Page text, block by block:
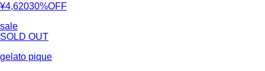
¥4,62030%OFF
sale
SOLD OUT
gelato pique